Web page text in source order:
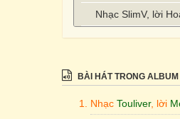
Nhạc SlimV, lời
BÀI HÁT TRONG ALBUM
Nhạc Touliver, lời